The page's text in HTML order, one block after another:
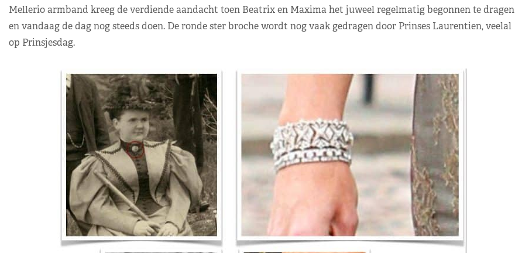
Mellerio armband kreeg de verdiende aandacht toen Beatrix en Maxima het juweel regelmatig begonnen te dragen
en vandaag de dag nog steeds doen. De ronde ster broche wordt nog vaak gedragen door Prinses Laurentien, veelal
op Prinsjesdag.